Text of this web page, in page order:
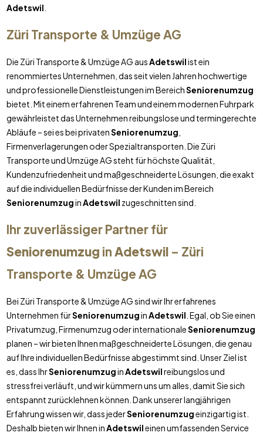
Adetswil
Züri Transporte & Umzüge AG
Die Züri Transporte & Umzüge AG ausAdetswilist ein
renommiertes Unternehmen, das seit vielen Jahren hochwertige
und professionelle Dienstleistungen im BereichSeniorenumzug
bietet. Mit einem erfahrenen Team und einem modernen Fuhrpark
gewährleistet das Unternehmen reibungslose und termingerechte
Abläufe – sei es bei privatenSeniorenumzug
Firmenverlagerungen oder Spezialtransporten. Die Züri
Transporte und Umzüge AG steht für höchste Qualität,
Kundenzufriedenheit und maßgeschneiderte Lösungen, die exakt
auf die individuellen Bedürfnisse der Kunden im Bereich
SeniorenumzuginAdetswil zugeschnitten sind.
Ihr zuverlässiger Partner für
Seniorenumzug inAdetswil– Züri
Transporte & Umzüge AG
Bei Züri Transporte & Umzüge AG sind wir Ihr erfahrenes
Unternehmen fürSeniorenumzuginAdetswil . Egal, ob Sie einen
Privatumzug, Firmenumzug oder internationaleSeniorenumzug
planen – wir bieten Ihnen maßgeschneiderte Lösungen, die genau
auf Ihre individuellen Bedürfnisse abgestimmt sind. Unser Ziel ist
es, dass IhrSeniorenumzuginAdetswilreibungslos und
stressfrei verläuft, und wir kümmern uns um alles, damit Sie sich
entspannt zurücklehnen können. Dank unserer langjährigen
Erfahrung wissen wir, dass jederSeniorenumzugeinzigartig ist.
Deshalb bieten wir Ihnen inAdetswileinen umfassenden Service